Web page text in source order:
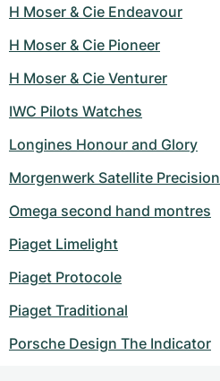
H Moser & Cie Endeavour
H Moser & Cie Pioneer
H Moser & Cie Venturer
IWC Pilots Watches
Longines Honour and Glory
Morgenwerk Satellite Precision
Omega second hand montres
Piaget Limelight
Piaget Protocole
Piaget Traditional
Porsche Design The Indicator